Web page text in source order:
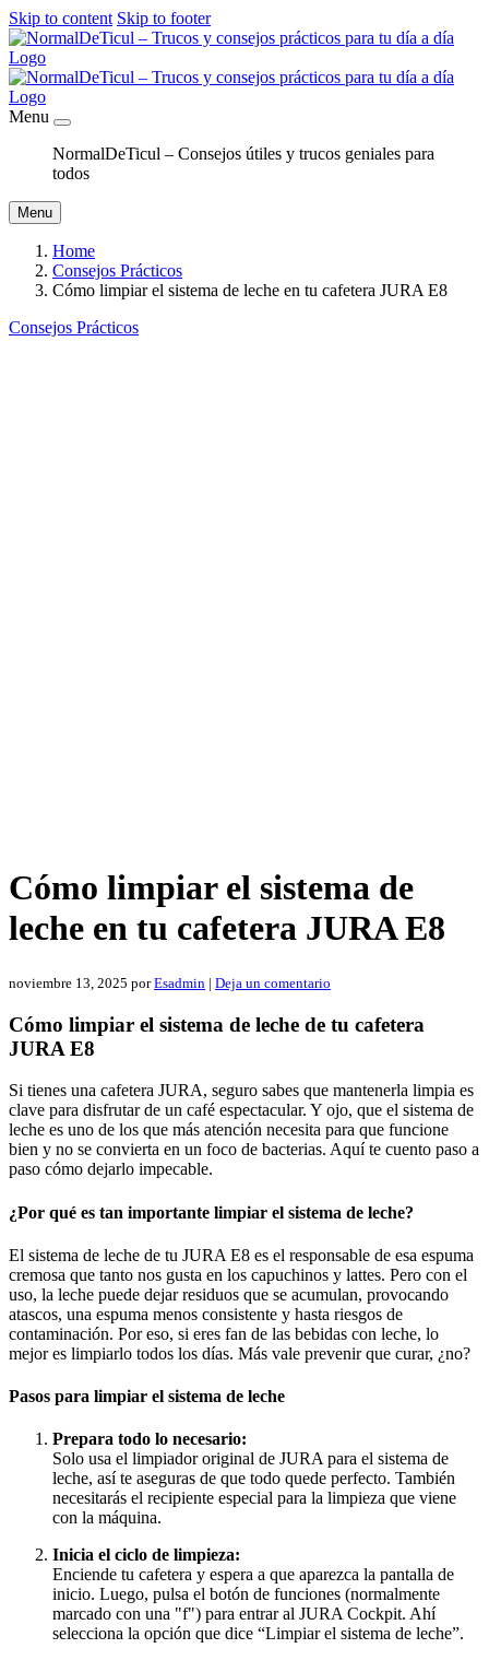
Skip to content Skip to footer
Menu
NormalDeTicul – Consejos útiles y trucos geniales para
todos
Menu
Home
Consejos Prácticos
Cómo limpiar el sistema de leche en tu cafetera JURA E8
Consejos Prácticos
Cómo limpiar el sistema de
leche en tu cafetera JURA E8
noviembre 13, 2025 porEsadmin | Deja un comentario
Cómo limpiar el sistema de leche de tu cafetera
JURA E8
Si tienes una cafetera JURA, seguro sabes que mantenerla limpia es
clave para disfrutar de un café espectacular. Y ojo, que el sistema de
leche es uno de los que más atención necesita para que funcione
bien y no se convierta en un foco de bacterias. Aquí te cuento paso a
paso cómo dejarlo impecable.
¿Por qué es tan importante limpiar el sistema de leche?
El sistema de leche de tu JURA E8 es el responsable de esa espuma
cremosa que tanto nos gusta en los capuchinos y lattes. Pero con el
uso, la leche puede dejar residuos que se acumulan, provocando
atascos, una espuma menos consistente y hasta riesgos de
contaminación. Por eso, si eres fan de las bebidas con leche, lo
mejor es limpiarlo todos los días. Más vale prevenir que curar, ¿no?
Pasos para limpiar el sistema de leche
Prepara todo lo necesario:
Solo usa el limpiador original de JURA para el sistema de
leche, así te aseguras de que todo quede perfecto. También
necesitarás el recipiente especial para la limpieza que viene
con la máquina.
Inicia el ciclo de limpieza:
Enciende tu cafetera y espera a que aparezca la pantalla de
inicio. Luego, pulsa el botón de funciones (normalmente
marcado con una "f") para entrar al JURA Cockpit. Ahí
selecciona la opción que dice “Limpiar el sistema de leche”.